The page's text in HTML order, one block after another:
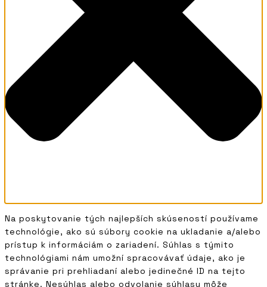
Na poskytovanie tých najlepších skúseností používame
technológie, ako sú súbory cookie na ukladanie a/alebo
prístup k informáciám o zariadení. Súhlas s týmito
technológiami nám umožní spracovávať údaje, ako je
správanie pri prehliadaní alebo jedinečné ID na tejto
stránke. Nesúhlas alebo odvolanie súhlasu môže